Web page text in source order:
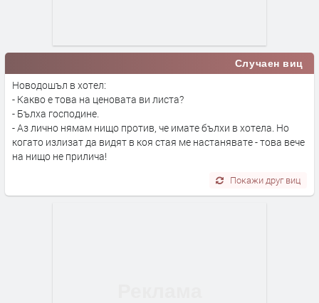
Случаен виц
Новодошъл в хотел:
- Какво е това на ценовата ви листа?
- Бълха господине.
- Аз лично нямам нищо против, че имате бълхи в хотела. Но
когато излизат да видят в коя стая ме настанявате - това вече
на нищо не прилича!
Покажи друг виц